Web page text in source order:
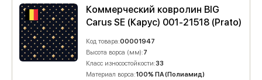
Коммерческий ковролин BIG
Carus SE (Карус) 001-21518 (Prato)
Код товара:00001947
Высота ворса (мм):7
Класс износостойкости:33
Материал ворса:100% ПА (Полиамид)